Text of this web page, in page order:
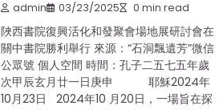
admin 03/23/2025 0 min read
陜西書院復興活化和發聚會場地展研討會在
關中書院勝利舉行 來源：“石洞飄遺芳”微信
公眾號 個人空間 時間：孔子二五七五年歲
次甲辰玄月廿一日庚申 耶穌2024年
10月23日 2024年10 月20日，一場旨在探